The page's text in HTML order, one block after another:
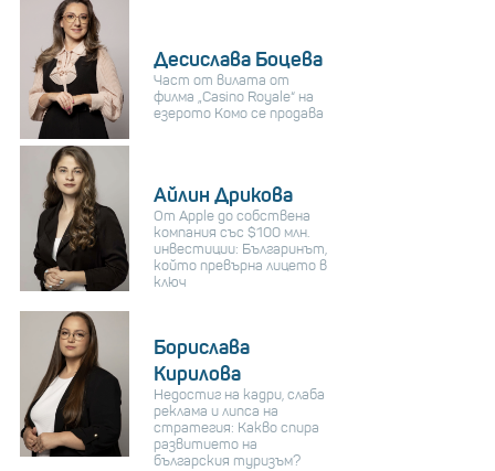
Десислава Боцева
Част от вилата от
филма „Casino Royale“ на
езерото Комо се продава
Айлин Дрикова
От Apple до собствена
компания със $100 млн.
инвестиции: Българинът,
който превърна лицето в
ключ
Борислава
Кирилова
Недостиг на кадри, слаба
реклама и липса на
стратегия: Какво спира
развитието на
българския туризъм?